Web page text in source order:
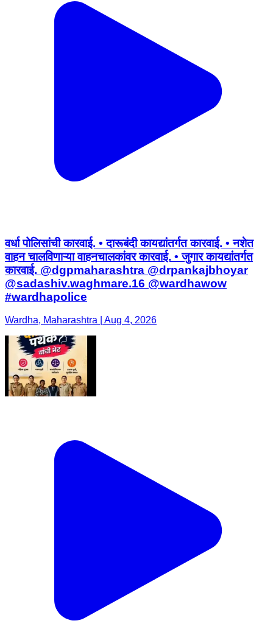
वर्धा पोलिसांची कारवाई. • दारूबंदी कायद्यांतर्गत कारवाई. • नशेत
वाहन चालविणाऱ्या वाहनचालकांवर कारवाई. • जुगार कायद्यांतर्गत
कारवाई. @dgpmaharashtra @drpankajbhoyar
@sadashiv.waghmare.16 @wardhawow
#wardhapolice
Wardha, Maharashtra | Aug 4, 2026